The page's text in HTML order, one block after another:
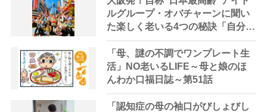
ルグループ・オバチャーンに聞い
た楽しく老いる4つの秘訣「自分の
好きなことを楽しむ」
「母、謎の不調でワンプレート生
活」NO老いるLIFE～母と娘のほ
んわか口福日誌～第51話
「認知症の母の袖口がびしょびし